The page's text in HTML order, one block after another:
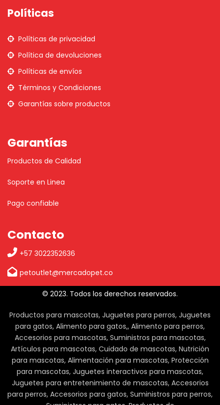
Políticas
Políticas de privacidad
Política de devoluciones
Políticas de envíos
Términos y Condiciones
Garantías sobre productos
Garantías
Productos de Calidad
Soporte en Linea
Pago confiable
Contacto
+57 3022352636
petoutlet@mercadopet.co
© 2023. Todos los derechos reservados.
Productos para mascotas, Juguetes para perros, Juguetes
para gatos, Alimento para gatos,, Alimento para perros,
Accesorios para mascotas, Suministros para mascotas,
Artículos para mascotas, Cuidado de mascotas, Nutrición
para mascotas, Alimentación para mascotas, Protección
para mascotas, Juguetes interactivos para mascotas,
Juguetes para entretenimiento de mascotas, Accesorios
para perros, Accesorios para gatos, Suministros para perros,